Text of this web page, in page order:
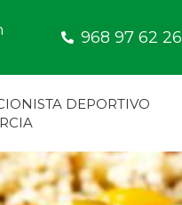
968 97 62 26
DEPORTIVO